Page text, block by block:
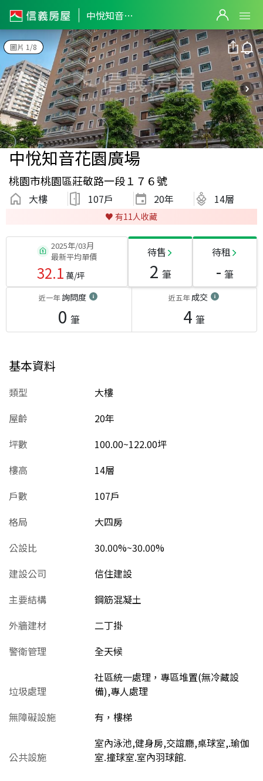
中悅知音花園廣場
圖片 1/8
中悅知音花園廣場
桃園市桃園區莊敬路一段１７６號
大樓 107戶 20年 14層
♥️ 有11 人收藏
2025年/03月
最新平均單價
32.1 萬/坪
待售
2 筆
待租
- 筆
近一年詢問度
0 筆
近五年成交
4 筆
基本資料
類型
大樓
屋齡
20年
坪數
100.00~122.00坪
樓高
14層
戶數
107戶
格局
大四房
公設比
30.00%~30.00%
建設公司
信住建設
主要結構
鋼筋混凝土
外牆建材
二丁掛
警衛管理
全天候
垃圾處理
社區統一處理，專區堆置(無冷藏設
備),專人處理
無障礙設施
有，樓梯
公共設施
室內泳池,健身房,交誼廳,桌球室,.瑜伽
室.撞球室.室內羽球館.